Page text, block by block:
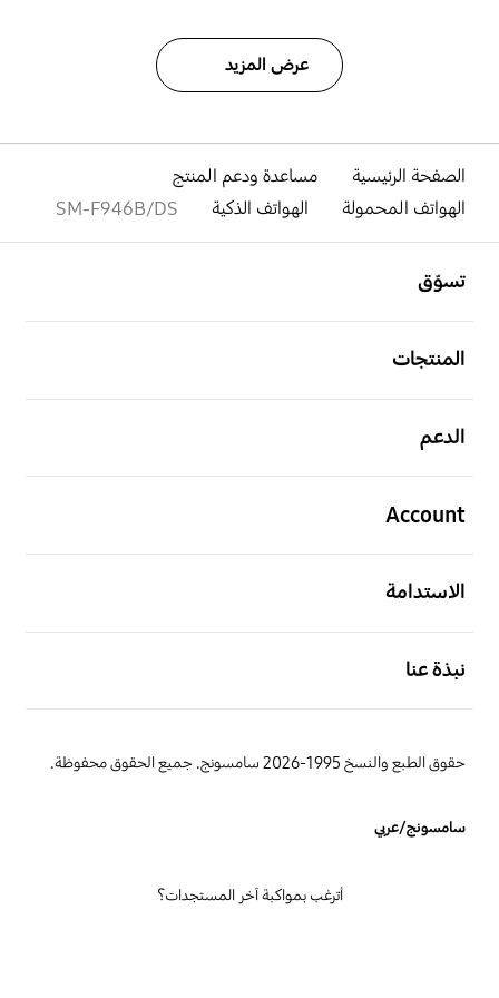
عرض المزيد
الصفحة الرئيسية
مساعدة ودعم المنتج
الهواتف المحمولة
الهواتف الذكية SM-F946B/DS
تسوّق
المنتجات
الدعم
Account
الاستدامة
نبذة عنا
حقوق الطبع والنسخ 1995-2026 سامسونج. جميع الحقوق محفوظة.
سامسونج/عربي
أترغب بمواكبة آخر المستجدات؟